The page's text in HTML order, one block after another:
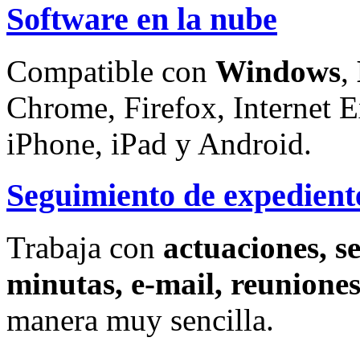
Software en la nube
Compatible con Windows,
Chrome, Firefox, Internet
iPhone, iPad y Android.
Seguimiento de
Trabaja con actuaciones,
minutas, e-mail,
manera muy sencilla.